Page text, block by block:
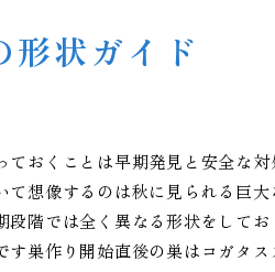
形状ガイド
おくことは早期発見と安全な対
想像するのは秋に見られる巨大
階では全く異なる形状をしてお
巣作り開始直後の巣はコガタス